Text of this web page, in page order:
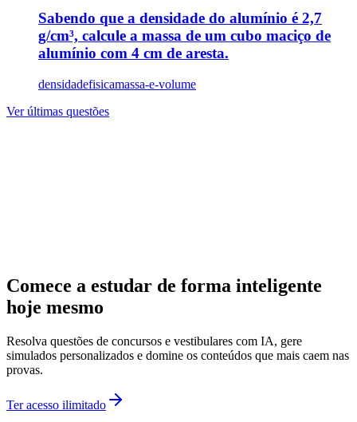
Sabendo que a densidade do alumínio é 2,7
g/cm³, calcule a massa de um cubo maciço de
alumínio com 4 cm de aresta.
densidadefisicamassa-e-volume
Ver últimas questões
Comece a estudar de forma inteligente
hoje mesmo
Resolva questões de concursos e vestibulares com IA, gere
simulados personalizados e domine os conteúdos que mais caem nas
provas.
Ter acesso ilimitado